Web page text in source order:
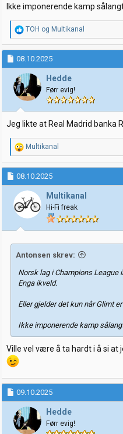
Ikke imponerende kamp
R
e
a
k
j
o
n
e
r
:
TOH og Multikanal
08.10.2025
Hedde
Førr evig!
Jeg likte at Real Madrid banka
R
e
a
k
j
o
n
e
r
Multikanal
08.10.2025
Multikanal
Hi-Fi freak
Antonsen skrev:
Norsk lag i Champions League
Enga ikveld.
Eller gjelder det kun når Glimt
Ikke imponerende kamp
Ville vel være å ta hardt i å si at
09.10.2025
Hedde
Førr evig!